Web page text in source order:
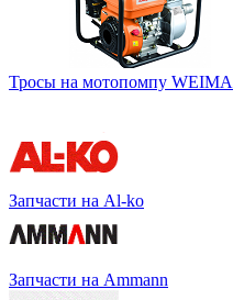
Тросы на мотопомпу WEIMA
Запчасти на Al-ko
Запчасти на Ammann